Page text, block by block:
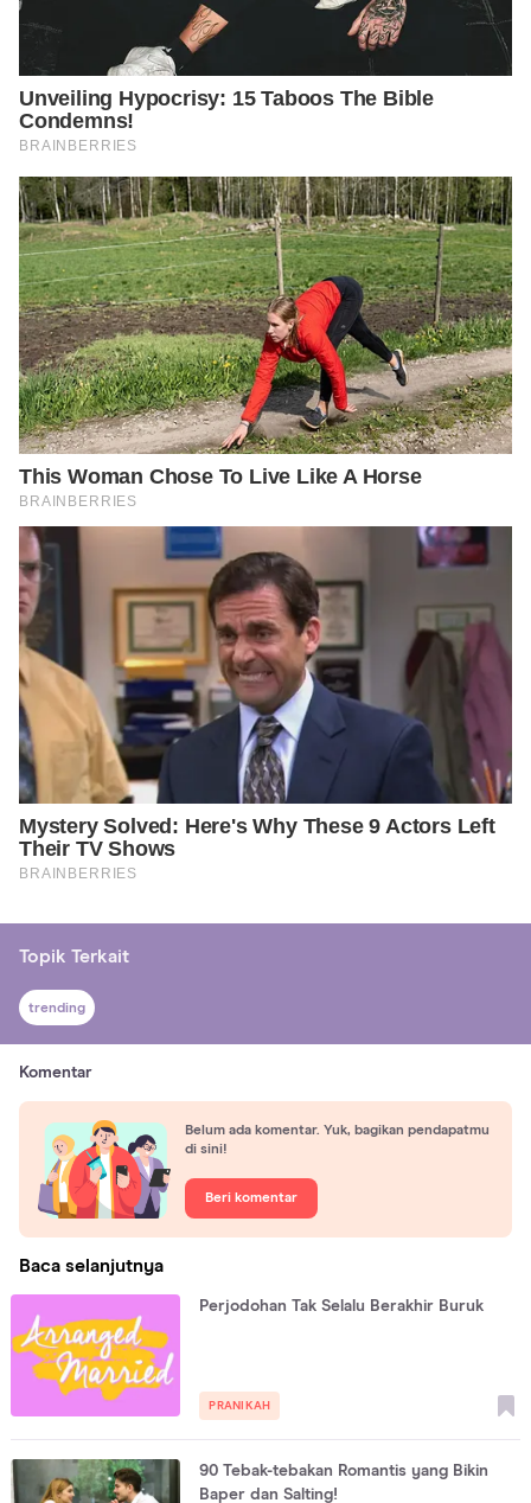
Topik Terkait
trending
Komentar
Belum ada komentar. Yuk, bagikan pendapatmu
di sini!
Beri komentar
Baca selanjutnya
Perjodohan Tak Selalu Berakhir Buruk
PRANIKAH
90 Tebak-tebakan Romantis yang Bikin
Baper dan Salting!